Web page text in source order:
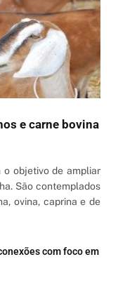
e carne bovina
o objetivo de ampliar
São contemplados
ovina, caprina e de
com foco em